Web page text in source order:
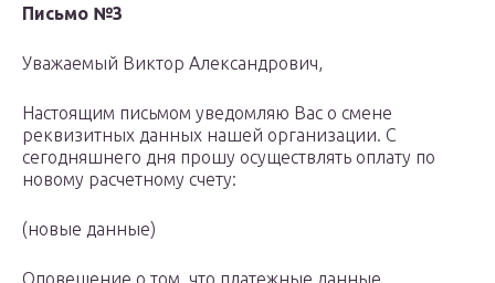
Письмо №3
Уважаемый Виктор Александрович,
Настоящим письмом уведомляю Вас о смене
реквизитных данных нашей организации. С
сегодняшнего дня прошу осуществлять оплату по
новому расчетному счету:
(новые данные)
Оповещение о том, что платежные данные